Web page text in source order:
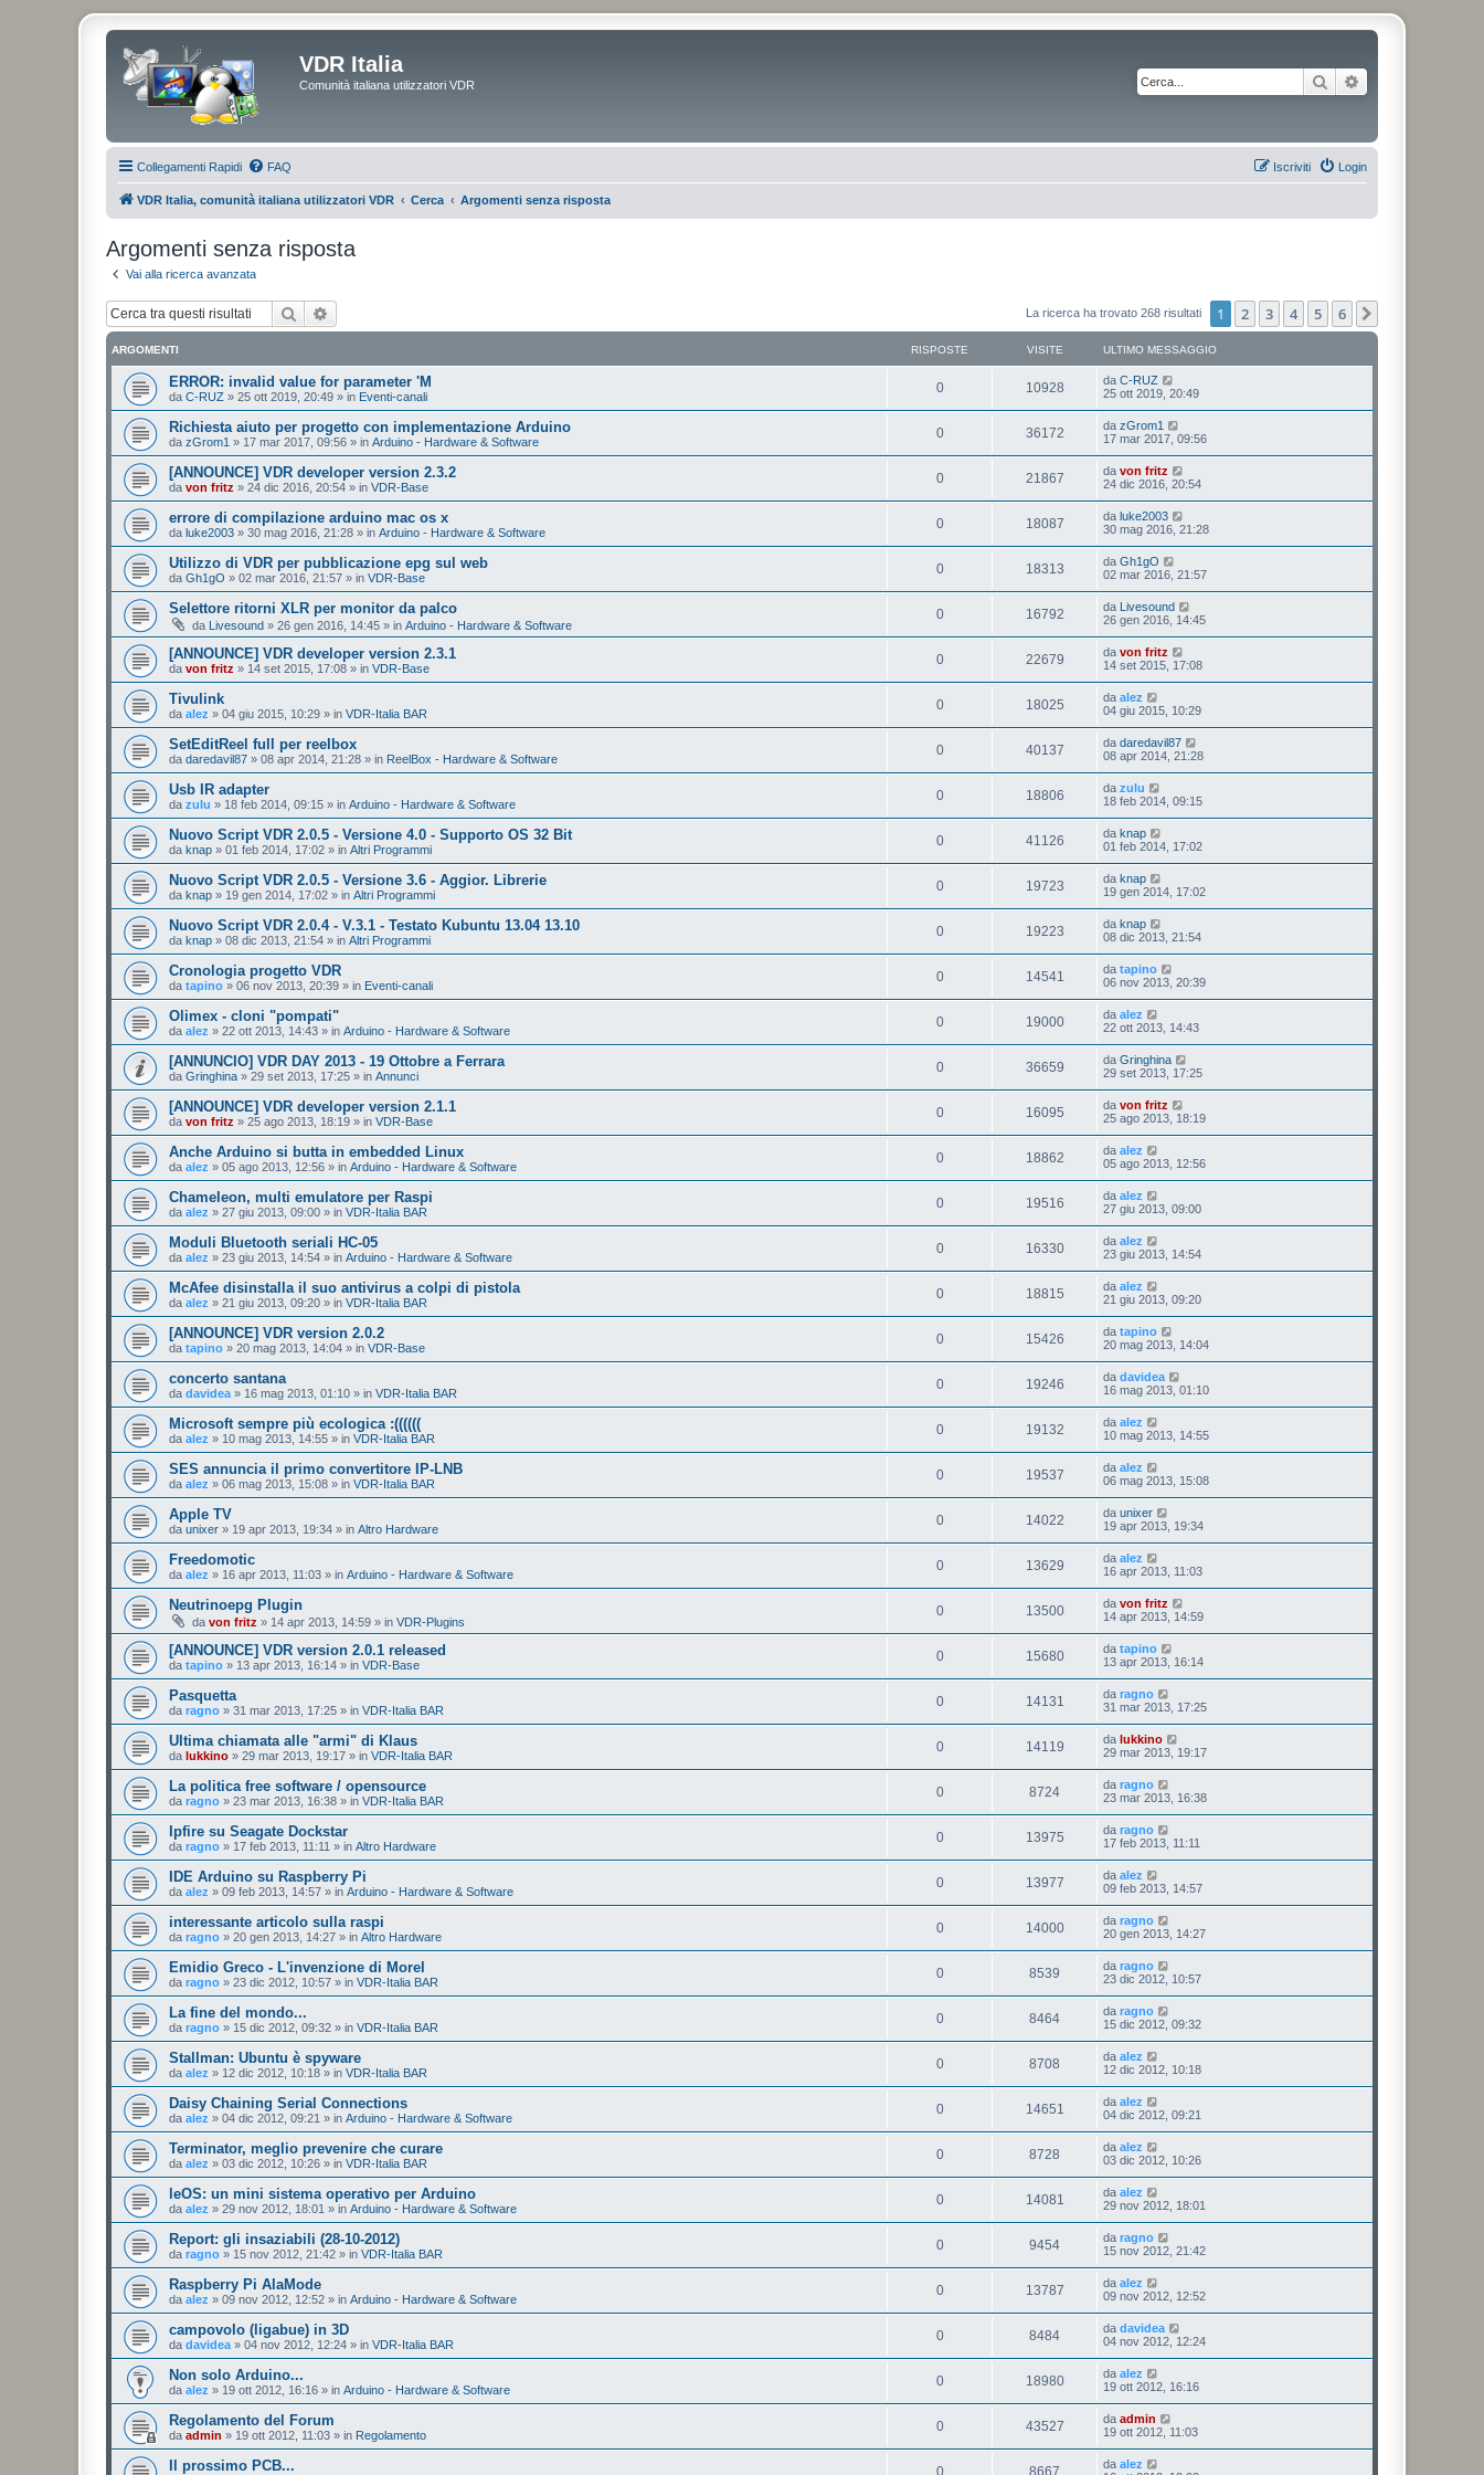
VDR Italia
Comunità italiana utilizzatori VDR Cerca
Collegamenti Rapidi FAQ Login
Iscriviti
VDR Italia, comunità italiana utilizzatori VDR Cerca Argomenti senza risposta
Argomenti senza risposta
Vai alla ricerca avanzata
Cerca La ricerca ha trovato 268 risultati 1 2 3 4 5 6
ARGOMENTI RISPOSTE VISITE ULTIMO MESSAGGIO
ERROR: invalid value for parameter 'M
da C-RUZ » 25 ott 2019, 20:49 » in Eventi-canali
0 10928 da C-RUZ
25 ott 2019, 20:49
Richiesta aiuto per progetto con implementazione Arduino
da zGrom1 » 17 mar 2017, 09:56 » in Arduino - Hardware & Software
0 36172 da zGrom1
17 mar 2017, 09:56
[ANNOUNCE] VDR developer version 2.3.2
da von fritz » 24 dic 2016, 20:54 » in VDR-Base
0 21867 da von fritz
24 dic 2016, 20:54
errore di compilazione arduino mac os x
da luke2003 » 30 mag 2016, 21:28 » in Arduino - Hardware & Software
0 18087 da luke2003
30 mag 2016, 21:28
Utilizzo di VDR per pubblicazione epg sul web
da Gh1gO » 02 mar 2016, 21:57 » in VDR-Base
0 18313 da Gh1gO
02 mar 2016, 21:57
Selettore ritorni XLR per monitor da palco
da Livesound » 26 gen 2016, 14:45 » in Arduino - Hardware & Software
0 16792 da Livesound
26 gen 2016, 14:45
[ANNOUNCE] VDR developer version 2.3.1
da von fritz » 14 set 2015, 17:08 » in VDR-Base
0 22679 da von fritz
14 set 2015, 17:08
Tivulink
da alez » 04 giu 2015, 10:29 » in VDR-Italia BAR
0 18025 da alez
04 giu 2015, 10:29
SetEditReel full per reelbox
da daredavil87 » 08 apr 2014, 21:28 » in ReelBox - Hardware & Software
0 40137 da daredavil87
08 apr 2014, 21:28
Usb IR adapter
da zulu » 18 feb 2014, 09:15 » in Arduino - Hardware & Software
0 18806 da zulu
18 feb 2014, 09:15
Nuovo Script VDR 2.0.5 - Versione 4.0 - Supporto OS 32 Bit
da knap » 01 feb 2014, 17:02 » in Altri Programmi
0 41126 da knap
01 feb 2014, 17:02
Nuovo Script VDR 2.0.5 - Versione 3.6 - Aggior. Librerie
da knap » 19 gen 2014, 17:02 » in Altri Programmi
0 19723 da knap
19 gen 2014, 17:02
Nuovo Script VDR 2.0.4 - V.3.1 - Testato Kubuntu 13.04 13.10
da knap » 08 dic 2013, 21:54 » in Altri Programmi
0 19223 da knap
08 dic 2013, 21:54
Cronologia progetto VDR
da tapino » 06 nov 2013, 20:39 » in Eventi-canali
0 14541 da tapino
06 nov 2013, 20:39
Olimex - cloni "pompati"
da alez » 22 ott 2013, 14:43 » in Arduino - Hardware & Software
0 19000 da alez
22 ott 2013, 14:43
[ANNUNCIO] VDR DAY 2013 - 19 Ottobre a Ferrara
da Gringhina » 29 set 2013, 17:25 » in Annunci
0 36659 da Gringhina
29 set 2013, 17:25
[ANNOUNCE] VDR developer version 2.1.1
da von fritz » 25 ago 2013, 18:19 » in VDR-Base
0 16095 da von fritz
25 ago 2013, 18:19
Anche Arduino si butta in embedded Linux
da alez » 05 ago 2013, 12:56 » in Arduino - Hardware & Software
0 18862 da alez
05 ago 2013, 12:56
Chameleon, multi emulatore per Raspi
da alez » 27 giu 2013, 09:00 » in VDR-Italia BAR
0 19516 da alez
27 giu 2013, 09:00
Moduli Bluetooth seriali HC-05
da alez » 23 giu 2013, 14:54 » in Arduino - Hardware & Software
0 16330 da alez
23 giu 2013, 14:54
McAfee disinstalla il suo antivirus a colpi di pistola
da alez » 21 giu 2013, 09:20 » in VDR-Italia BAR
0 18815 da alez
21 giu 2013, 09:20
[ANNOUNCE] VDR version 2.0.2
da tapino » 20 mag 2013, 14:04 » in VDR-Base
0 15426 da tapino
20 mag 2013, 14:04
concerto santana
da davidea » 16 mag 2013, 01:10 » in VDR-Italia BAR
0 19246 da davidea
16 mag 2013, 01:10
Microsoft sempre più ecologica :((((((
da alez » 10 mag 2013, 14:55 » in VDR-Italia BAR
0 19132 da alez
10 mag 2013, 14:55
SES annuncia il primo convertitore IP-LNB
da alez » 06 mag 2013, 15:08 » in VDR-Italia BAR
0 19537 da alez
06 mag 2013, 15:08
Apple TV
da unixer » 19 apr 2013, 19:34 » in Altro Hardware
0 14022 da unixer
19 apr 2013, 19:34
Freedomotic
da alez » 16 apr 2013, 11:03 » in Arduino - Hardware & Software
0 13629 da alez
16 apr 2013, 11:03
Neutrinoepg Plugin
da von fritz » 14 apr 2013, 14:59 » in VDR-Plugins
0 13500 da von fritz
14 apr 2013, 14:59
[ANNOUNCE] VDR version 2.0.1 released
da tapino » 13 apr 2013, 16:14 » in VDR-Base
0 15680 da tapino
13 apr 2013, 16:14
Pasquetta
da ragno » 31 mar 2013, 17:25 » in VDR-Italia BAR
0 14131 da ragno
31 mar 2013, 17:25
Ultima chiamata alle "armi" di Klaus
da lukkino » 29 mar 2013, 19:17 » in VDR-Italia BAR
0 14119 da lukkino
29 mar 2013, 19:17
La politica free software / opensource
da ragno » 23 mar 2013, 16:38 » in VDR-Italia BAR
0 8724 da ragno
23 mar 2013, 16:38
Ipfire su Seagate Dockstar
da ragno » 17 feb 2013, 11:11 » in Altro Hardware
0 13975 da ragno
17 feb 2013, 11:11
IDE Arduino su Raspberry Pi
da alez » 09 feb 2013, 14:57 » in Arduino - Hardware & Software
0 13977 da alez
09 feb 2013, 14:57
interessante articolo sulla raspi
da ragno » 20 gen 2013, 14:27 » in Altro Hardware
0 14000 da ragno
20 gen 2013, 14:27
Emidio Greco - L'invenzione di Morel
da ragno » 23 dic 2012, 10:57 » in VDR-Italia BAR
0 8539 da ragno
23 dic 2012, 10:57
La fine del mondo...
da ragno » 15 dic 2012, 09:32 » in VDR-Italia BAR
0 8464 da ragno
15 dic 2012, 09:32
Stallman: Ubuntu è spyware
da alez » 12 dic 2012, 10:18 » in VDR-Italia BAR
0 8708 da alez
12 dic 2012, 10:18
Daisy Chaining Serial Connections
da alez » 04 dic 2012, 09:21 » in Arduino - Hardware & Software
0 14651 da alez
04 dic 2012, 09:21
Terminator, meglio prevenire che curare
da alez » 03 dic 2012, 10:26 » in VDR-Italia BAR
0 8728 da alez
03 dic 2012, 10:26
leOS: un mini sistema operativo per Arduino
da alez » 29 nov 2012, 18:01 » in Arduino - Hardware & Software
0 14081 da alez
29 nov 2012, 18:01
Report: gli insaziabili (28-10-2012)
da ragno » 15 nov 2012, 21:42 » in VDR-Italia BAR
0 9454 da ragno
15 nov 2012, 21:42
Raspberry Pi AlaMode
da alez » 09 nov 2012, 12:52 » in Arduino - Hardware & Software
0 13787 da alez
09 nov 2012, 12:52
campovolo (ligabue) in 3D
da davidea » 04 nov 2012, 12:24 » in VDR-Italia BAR
0 8484 da davidea
04 nov 2012, 12:24
Non solo Arduino...
da alez » 19 ott 2012, 16:16 » in Arduino - Hardware & Software
0 18980 da alez
19 ott 2012, 16:16
Regolamento del Forum
da admin » 19 ott 2012, 11:03 » in Regolamento
0 43527 da admin
19 ott 2012, 11:03
Il prossimo PCB... 0 8667 da alez